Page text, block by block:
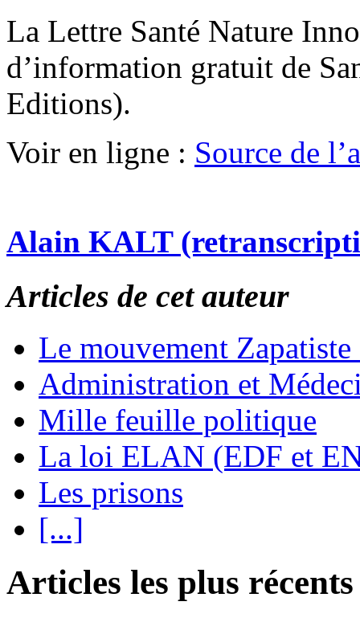
La Lettre Santé Nature
d’information gratuit de
Editions).
Voir en ligne : Source de
Alain KALT
Articles de cet auteur
Le mouvement
Administration et
Mille feuille politique
La loi ELAN (EDF et
Les prisons
[...]
Articles les plus récents